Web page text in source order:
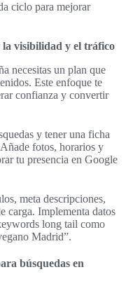
ciclo para mejorar
la visibilidad y el tráfico
necesitas un plan que
Este enfoque te
confianza y convertir
y tener una ficha
fotos, horarios y
tu presencia en Google
meta descripciones,
Implementa datos
long tail como
Madrid”.
búsquedas en